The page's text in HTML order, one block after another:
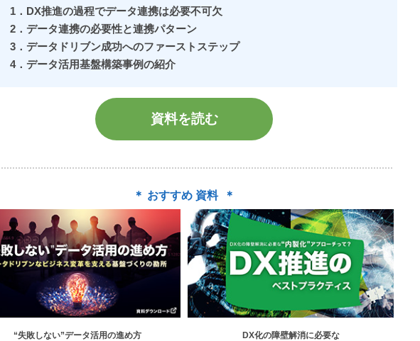
1．DX推進の過程でデータ連携は必要不可欠
2．データ連携の必要性と連携パターン
3．データドリブン成功へのファーストステップ
4．データ活用基盤構築事例の紹介
資料を読む
＊ おすすめ 資料 ＊
“失敗しない”データ活用の進め方
DX化の障壁解消に必要な